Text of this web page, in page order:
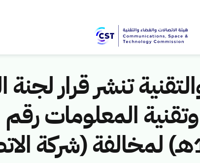
تنشر قرار لجنة
المعلومات رقم
(451141265/ق/1446هـ) لمخالفة